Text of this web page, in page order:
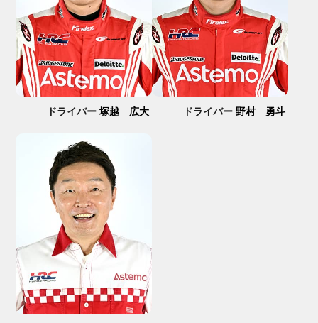
ドライバー 塚越 広大 ドライバー 野村 勇斗